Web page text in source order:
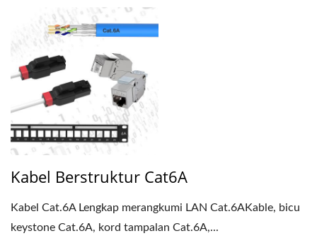
Kabel Berstruktur Cat6A
Kabel Cat.6A Lengkap merangkumi LAN Cat.6AKable, bicu
keystone Cat.6A, kord tampalan Cat.6A,...